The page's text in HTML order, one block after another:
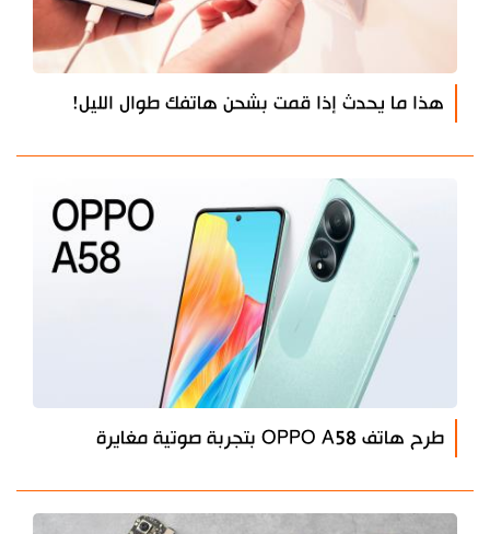
هذا ما يحدث إذا قمت بشحن هاتفك طوال الليل!
طرح هاتف OPPO A58 بتجربة صوتية مغايرة